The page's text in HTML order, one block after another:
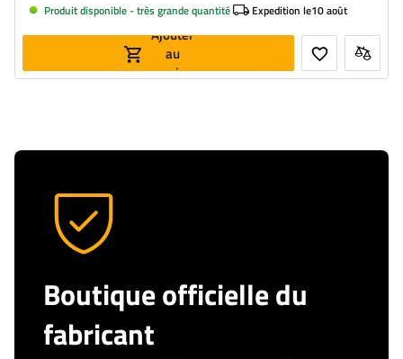
Produit disponible - très grande quantité Expedition le10 août
Ajouter
au
panier
Boutique officielle du
fabricant